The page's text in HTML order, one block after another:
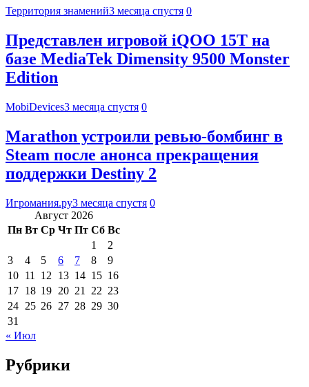
Территория знамений3 месяца спустя 0
Представлен игровой iQOO 15T на
базе MediaTek Dimensity 9500 Monster
Edition
MobiDevices3 месяца спустя 0
Marathon устроили ревью-бомбинг в
Steam после анонса прекращения
поддержки Destiny 2
Игромания.ру3 месяца спустя 0
Август 2026
Пн Вт Ср Чт Пт Сб Вс
1
2
3
4 5 6 7 8
9
10 11 12 13 14 15 16
17 18 19 20 21 22 23
24 25 26 27 28 29 30
31
« Июл
Рубрики